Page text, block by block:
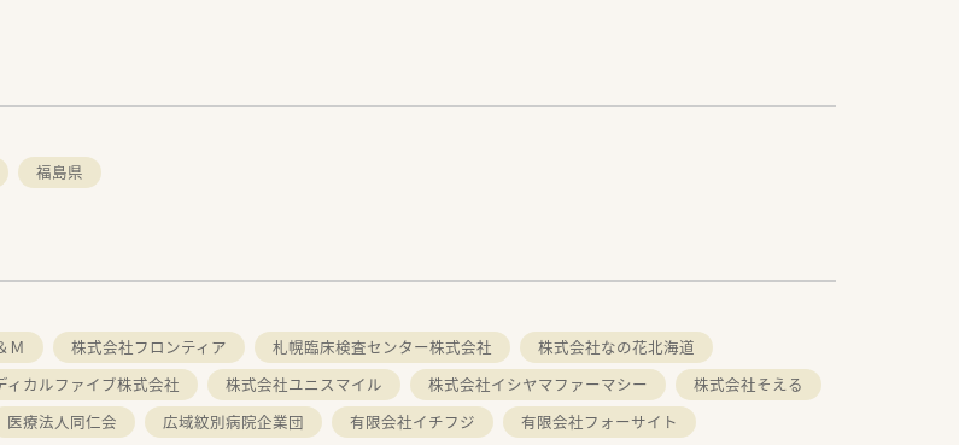
福島県
Ｍ 株式会社フロンティア 札幌臨床検査センター株式会社
株式会社なの花北海道
ィカルファイブ株式会社 株式会社ユニスマイル 株式会社イシヤマファーマシー
株式会社そえる
医療法人同仁会 広域紋別病院企業団 有限会社イチフジ
有限会社フォーサイト